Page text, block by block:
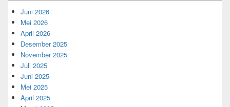
Juni 2026
Mei 2026
April 2026
Desember 2025
November 2025
Juli 2025
Juni 2025
Mei 2025
April 2025